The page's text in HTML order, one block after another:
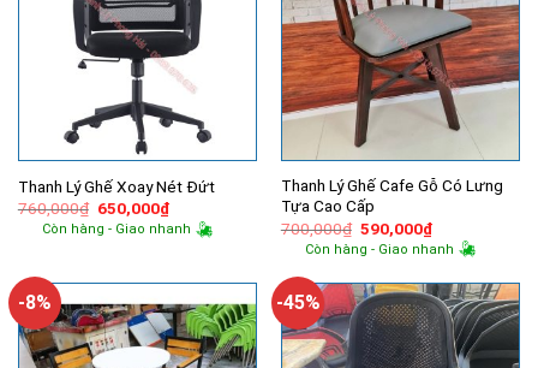
Thanh Lý Ghế Xoay Nét Đứt
760,000₫ Giá
gốc
là:
650,000₫Giá
hiện
tại
Còn hàng - Giao nhanh
Thanh Lý Ghế Cafe Gỗ Có Lưng
Tựa Cao Cấp
700,000₫ Giá
gốc
là:
590,000₫Giá
hiện
tại
590,000₫.
Còn hàng - Giao nhanh
-8% -45%